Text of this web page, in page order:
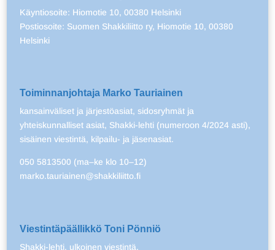
Käyntiosoite: Hiomotie 10, 00380 Helsinki
Postiosoite: Suomen Shakkiliitto ry, Hiomotie 10, 00380
Helsinki
Toiminnanjohtaja Marko Tauriainen
kansainväliset ja järjestöasiat, sidosryhmät ja
yhteiskunnalliset asiat, Shakki-lehti (numeroon 4/2024 asti),
sisäinen viestintä, kilpailu- ja jäsenasiat.
050 5813500 (ma–ke klo 10–12)
marko.tauriainen@shakkiliitto.fi
Viestintäpäällikkö Toni Pönniö
Shakki-lehti, ulkoinen viestintä.